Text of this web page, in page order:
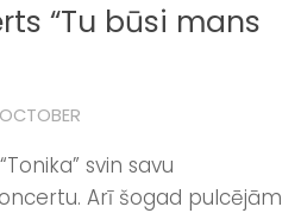
“Tu būsi mans
svin savu
Arī šogad pulcējām